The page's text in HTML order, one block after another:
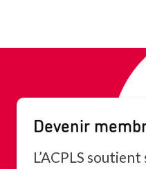
Devenir
L’ACPLS